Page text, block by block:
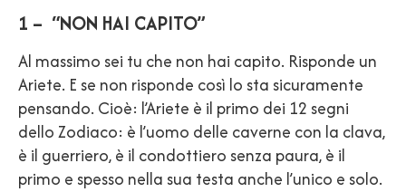
1 – “NON HAI CAPITO”
Al massimo sei tu che non hai capito. Risponde un
Ariete. E se non risponde così lo sta sicuramente
pensando. Cioè: l’Ariete è il primo dei 12 segni
dello Zodiaco: è l’uomo delle caverne con la clava,
è il guerriero, è il condottiero senza paura, è il
primo e spesso nella sua testa anche l’unico e solo.